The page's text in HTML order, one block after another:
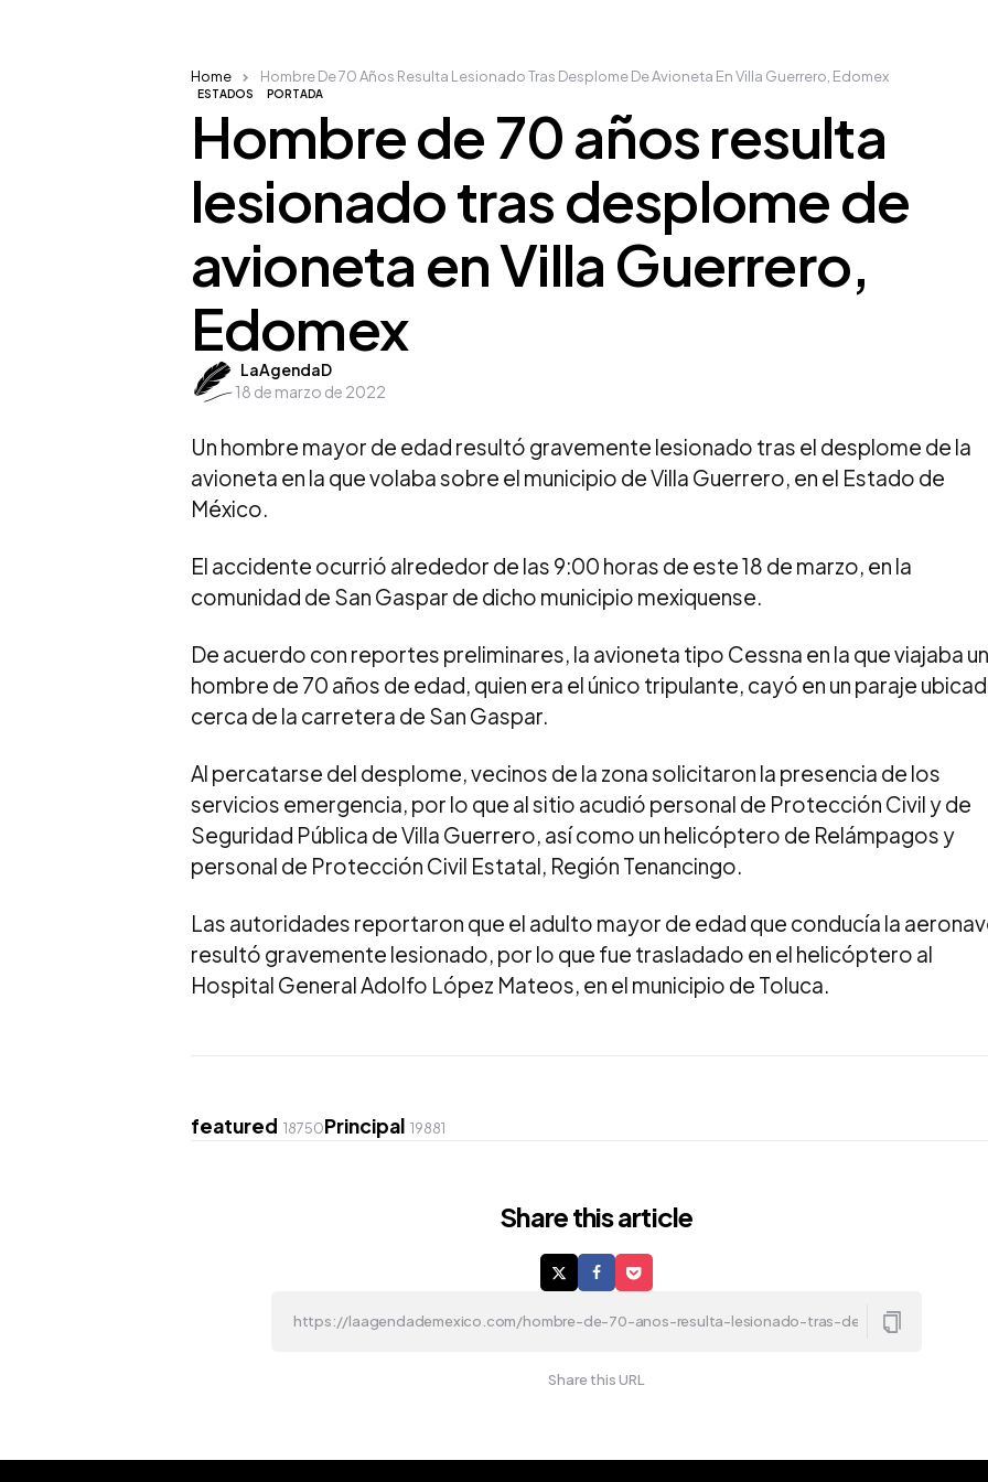
ESTADOS PORTADA
Hombre de 70 años resulta
lesionado tras desplome de
avioneta en Villa Guerrero,
Edomex
Posted
by
LaAgendaD
18 de marzo de 2022
Home Hombre De 70 Años Resulta Lesionado Tras Desplome De Avioneta En Villa Guerrero, Edomex
Un hombre mayor de edad resultó gravemente lesionado tras el desplome de la
avioneta en la que volaba sobre el municipio de Villa Guerrero, en el Estado de
México.
El accidente ocurrió alrededor de las 9:00 horas de este 18 de marzo, en la
comunidad de San Gaspar de dicho municipio mexiquense.
De acuerdo con reportes preliminares, la avioneta tipo Cessna en la que viajaba un
hombre de 70 años de edad, quien era el único tripulante, cayó en un paraje
cerca de la carretera de San Gaspar.
Al percatarse del desplome, vecinos de la zona solicitaron la presencia de los
servicios emergencia, por lo que al sitio acudió personal de Protección Civil y de
Seguridad Pública de Villa Guerrero, así como un helicóptero de Relámpagos y
personal de Protección Civil Estatal, Región Tenancingo.
Las autoridades reportaron que el adulto mayor de edad que conducía la
resultó gravemente lesionado, por lo que fue trasladado en el helicóptero al
Hospital General Adolfo López Mateos, en el municipio de Toluca.
featured 18750Principal 19881
Sharethis article
Share this URL